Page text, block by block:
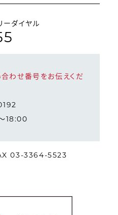
ーダイヤル
わせ番号をお伝えくだ
18:00
03-3364-5523